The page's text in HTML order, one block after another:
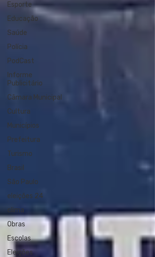
Esporte
Educação
Saúde
Polícia
PodCast
Informe
Publicitário
Câmara Municipal
Cultura
Municípios
Prefeitura
Turismo
Brasil
São Paulo
eleições 24
clima
Obras
Escolas
Eleições